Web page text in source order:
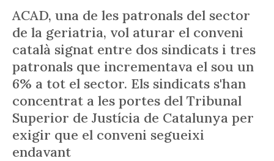
ACAD, una de les patronals del sector
de la geriatria, vol aturar el conveni
català signat entre dos sindicats i tres
patronals que incrementava el sou un
6% a tot el sector. Els sindicats s'han
concentrat a les portes del Tribunal
Superior de Justícia de Catalunya per
exigir que el conveni segueixi
endavant